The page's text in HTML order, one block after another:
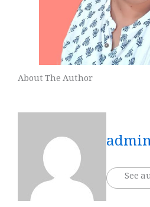
About The Author
See